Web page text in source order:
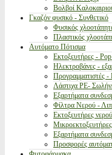
Βολβοί
Γκαζόν φυσικό - Συνθετικό
Φυσικός
Πλαστικός
Αυτόματο Πότισμα
Εκτοξευτήρες -
Ηλεκτροβάνες -
Προγραμματιστές -
Λάστιχα PE-
Εξαρτήματα
Φίλτρα Νερού -
Εκτοξευτήρες
Εξαρτήματα
Προσφορές